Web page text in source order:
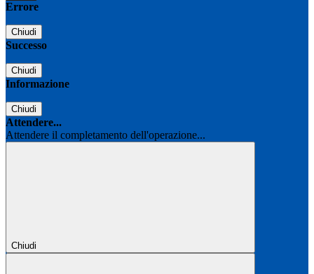
Errore
Chiudi
Successo
Chiudi
Informazione
Chiudi
Attendere...
Attendere il completamento dell'operazione...
Chiudi